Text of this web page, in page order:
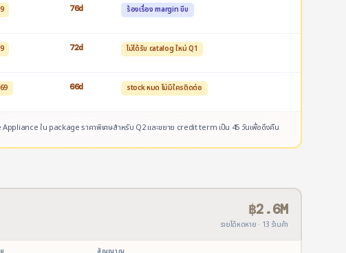
76d ร้องเรื่อง margin บีบ
72d ไม่ได้รับ catalog ใหม่ Q1
66d stock หมด ไม่มีใครติดต่อ
ใน package ราคาพิเศษสำหรับ Q2 และขยาย credit term เป็น 45 วันเพื่อดึงคืน
฿2.6M
รายได้หดหาย · 13 ร้านค้า
สัญญาณ